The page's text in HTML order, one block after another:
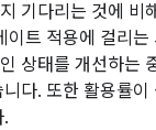
기다리는 것에 비
이트 적용에 걸리
상태를 개선하는
다. 또한 활용률